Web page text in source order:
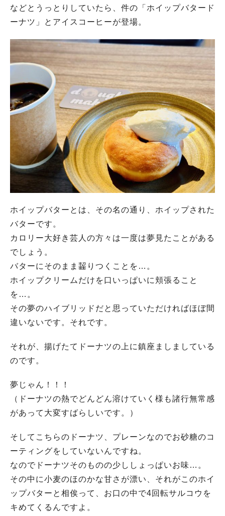
などとうっとりしていたら、件の「ホイップバタード
ーナツ」とアイスコーヒーが登場。
ホイップバターとは、その名の通り、ホイップされた
バターです。
カロリー大好き芸人の方々は一度は夢見たことがある
でしょう。
バターにそのまま齧りつくことを…。
ホイップクリームだけを口いっぱいに頬張ること
を…。
その夢のハイブリッドだと思っていただければほぼ間
違いないです。それです。
それが、揚げたてドーナツの上に鎮座ましましている
のです。
夢じゃん！！！
（ドーナツの熱でどんどん溶けていく様も諸行無常感
があって大変すばらしいです。）
そしてこちらのドーナツ、プレーンなのでお砂糖のコ
ーティングをしていないんですね。
なのでドーナツそのものの少ししょっぱいお味…。
その中に小麦のほのかな甘さが漂い、それがこのホイ
ップバターと相俟って、お口の中で4回転サルコウを
キめてくるんですよ。